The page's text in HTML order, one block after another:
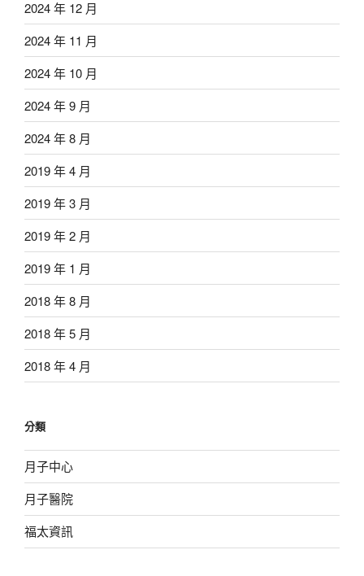
2024 年 12 月
2024 年 11 月
2024 年 10 月
2024 年 9 月
2024 年 8 月
2019 年 4 月
2019 年 3 月
2019 年 2 月
2019 年 1 月
2018 年 8 月
2018 年 5 月
2018 年 4 月
分類
月子中心
月子醫院
福太資訊